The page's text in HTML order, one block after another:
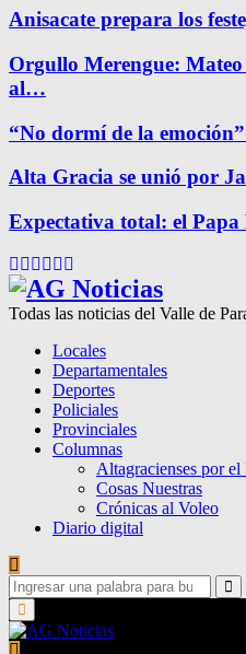
Anisacate prepara los
Orgullo Merengue:
al…
“No dormí de la
Alta Gracia se unió por
Expectativa total: el
Facebook
Twitter
Instagram
Pinterest
Google
Todas las noticias del Valle de
Locales
Departamentales
Deportes
Policiales
Provinciales
Columnas
Altagracienses por
Cosas Nuestras
Crónicas al Voleo
Diario digital
Search
for:Primary
Menu